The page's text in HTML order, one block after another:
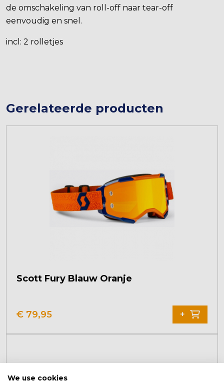
de omschakeling van roll-off naar tear-off
eenvoudig en snel.
incl: 2 rolletjes
Gerelateerde producten
Scott Fury Blauw Oranje
€ 79,95 +
We use cookies